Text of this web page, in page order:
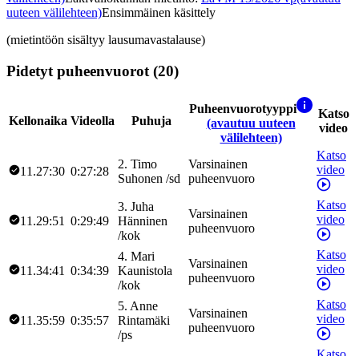
uuteen välilehteen)Ensimmäinen käsittely
(mietintöön sisältyy lausumavastalause)
Pidetyt puheenvuorot (20)
Kellonaika Videolla Puhuja
Puheenvuorotyyppi
(avautuu uuteen
välilehteen)
Katso
video
11.27:30 0:27:28
2. Timo
Suhonen /sd
Varsinainen
puheenvuoro
Katso
video
11.29:51 0:29:49
3. Juha
Hänninen
/kok
Varsinainen
puheenvuoro
Katso
video
11.34:41 0:34:39
4. Mari
Kaunistola
/kok
Varsinainen
puheenvuoro
Katso
video
11.35:59 0:35:57
5. Anne
Rintamäki
/ps
Varsinainen
puheenvuoro
Katso
video